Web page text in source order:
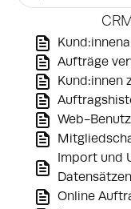
Aufträge
Kund:innen
Web-
Import und
Datensätzen
Online